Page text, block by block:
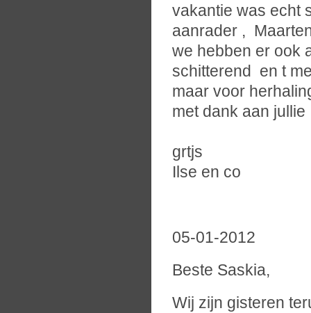
vakantie was echt
aanrader ,
we hebben er ook
schitterend en t
maar voor
met dank aan
grtjs
Ilse en co
05-01-2012
Beste Saskia,
Wij zijn gisteren